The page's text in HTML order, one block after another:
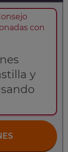
con
y